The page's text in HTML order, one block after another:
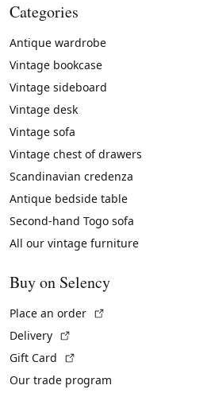
Categories
Antique wardrobe
Vintage bookcase
Vintage sideboard
Vintage desk
Vintage sofa
Vintage chest of drawers
Scandinavian credenza
Antique bedside table
Second-hand Togo sofa
All our vintage furniture
Buy on Selency
Place an order
Delivery
Gift Card
Our trade program